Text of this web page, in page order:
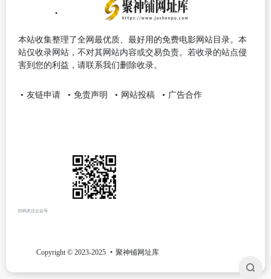
本站收集整理了全网最优质、最好用的免费电影网站目录。本
站仅收录网站，不对其网站内容或交易负责。若收录的站点侵
害到您的利益，请联系我们删除收录。
友链申请 免责声明 网站投稿 广告合作
扫码关注公众号
Copyright © 2023-2025 聚神铺网址库